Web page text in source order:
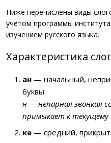
Ниже перечислены виды
учётом программы
изучением русского языка.
Характеристика
ан — начальный,
буквы
н — непарная звонкая
примыкает к текущему
ке — средний,